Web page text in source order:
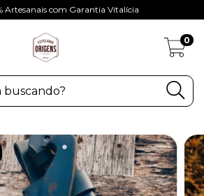
Artesanais com Garantia Vitalícia
0